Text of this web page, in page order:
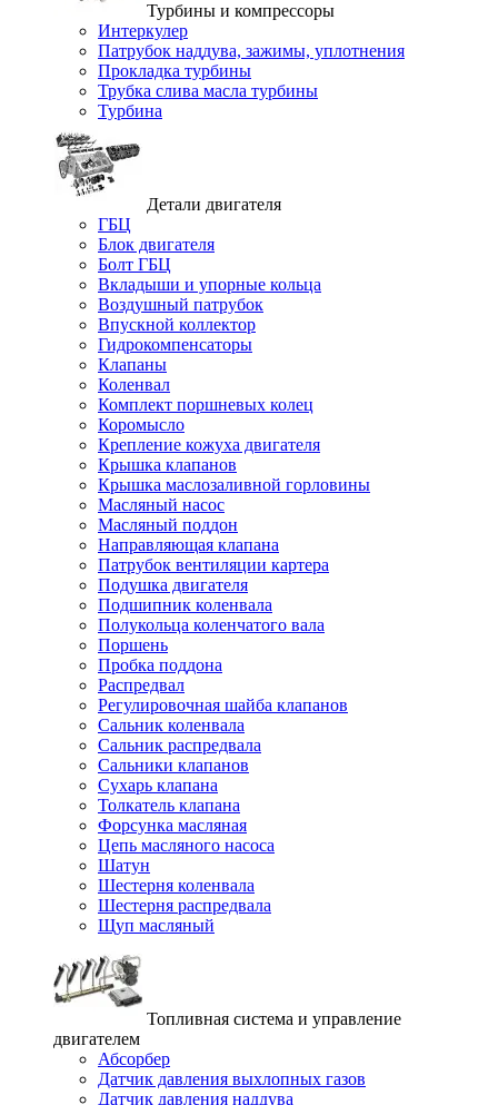
Турбины и компрессоры
Интеркулер
Патрубок наддува, зажимы, уплотнения
Прокладка турбины
Трубка слива масла турбины
Турбина
Детали двигателя
ГБЦ
Блок двигателя
Болт ГБЦ
Вкладыши и упорные кольца
Воздушный патрубок
Впускной коллектор
Гидрокомпенсаторы
Клапаны
Коленвал
Комплект поршневых колец
Коромысло
Крепление кожуха двигателя
Крышка клапанов
Крышка маслозаливной горловины
Масляный насос
Масляный поддон
Направляющая клапана
Патрубок вентиляции картера
Подушка двигателя
Подшипник коленвала
Полукольца коленчатого вала
Поршень
Пробка поддона
Распредвал
Регулировочная шайба клапанов
Сальник коленвала
Сальник распредвала
Сальники клапанов
Сухарь клапана
Толкатель клапана
Форсунка масляная
Цепь масляного насоса
Шатун
Шестерня коленвала
Шестерня распредвала
Щуп масляный
Топливная система и управление
двигателем
Абсорбер
Датчик давления выхлопных газов
Датчик давления наддува